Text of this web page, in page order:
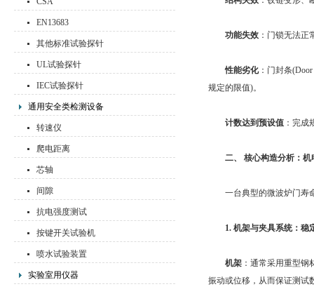
EN13683
其他标准试验探针
UL试验探针
IEC试验探针
通用安全类检测设备
转速仪
爬电距离
芯轴
间隙
抗电强度测试
按键开关试验机
喷水试验装置
实验室用仪器
功能失效 ：门锁无法
性能劣化：门封条
规定的限值)。
计数达到预设值 ：完
二、 核心构造分析：
一台典型的微波炉门寿命
1. 机架与夹具系统：稳
机架 ：通常采用重型
振动或位移，从而保证测试